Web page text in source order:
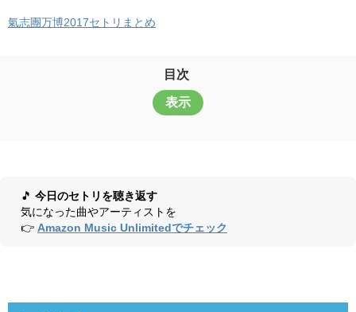
氣志團万博2017セトリまとめ
目次
表示
🎵 今日のセトリを聴き返す
気になった曲やアーティストを
👉 Amazon Music Unlimitedでチェック